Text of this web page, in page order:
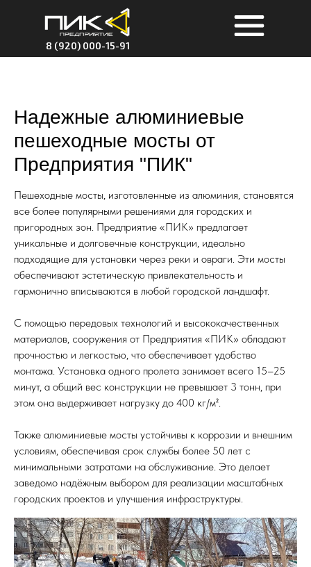
8 (920) 000-15-91
Надежные алюминиевые
пешеходные мосты от
Предприятия "ПИК"
Пешеходные мосты, изготовленные из алюминия, становятся
все более популярными решениями для городских и
пригородных зон. Предприятие «ПИК» предлагает
уникальные и долговечные конструкции, идеально
подходящие для установки через реки и овраги. Эти мосты
обеспечивают эстетическую привлекательность и
гармонично вписываются в любой городской ландшафт.
С помощью передовых технологий и высококачественных
материалов, сооружения от Предприятия «ПИК» обладают
прочностью и легкостью, что обеспечивает удобство
монтажа. Установка одного пролета занимает всего 15–25
минут, а общий вес конструкции не превышает 3 тонн, при
этом она выдерживает нагрузку до 400 кг/м².
Также алюминиевые мосты устойчивы к коррозии и внешним
условиям, обеспечивая срок службы более 50 лет с
минимальными затратами на обслуживание. Это делает
заведомо надёжным выбором для реализации масштабных
городских проектов и улучшения инфраструктуры.